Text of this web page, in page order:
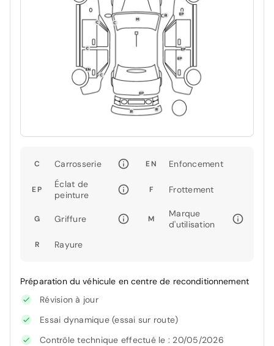
C Carrosserie EN Enfoncement
EP
Éclat de
peinture
F Frottement
G Griffure M
Marque
d'utilisation
R Rayure
Préparation du véhicule en centre de reconditionnement
Révision à jour
Essai dynamique (essai sur route)
Contrôle technique effectué le : 20/05/2026